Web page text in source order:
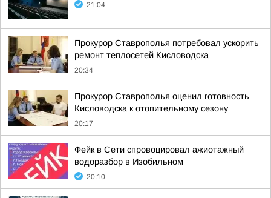
21:04
Прокурор Ставрополья потребовал ускорить
ремонт теплосетей Кисловодска
20:34
Прокурор Ставрополья оценил готовность
Кисловодска к отопительному сезону
20:17
Фейк в Сети спровоцировал ажиотажный
водоразбор в Изобильном
20:10